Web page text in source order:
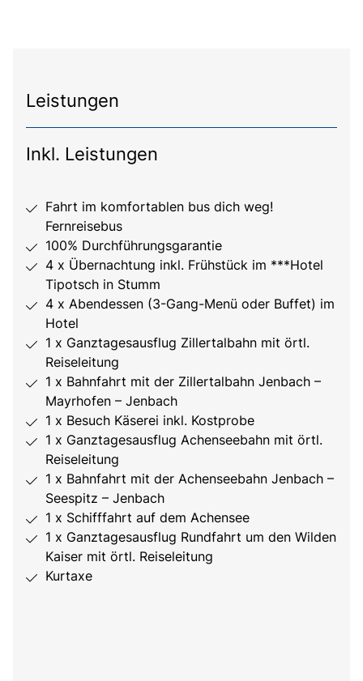
Leistungen
Inkl. Leistungen
Fahrt im komfortablen bus dich weg!
Fernreisebus
100% Durchführungsgarantie
4 x Übernachtung inkl. Frühstück im ***Hotel
Tipotsch in Stumm
4 x Abendessen (3-Gang-Menü oder Buffet) im
Hotel
1 x Ganztagesausflug Zillertalbahn mit örtl.
Reiseleitung
1 x Bahnfahrt mit der Zillertalbahn Jenbach –
Mayrhofen – Jenbach
1 x Besuch Käserei inkl. Kostprobe
1 x Ganztagesausflug Achenseebahn mit örtl.
Reiseleitung
1 x Bahnfahrt mit der Achenseebahn Jenbach –
Seespitz – Jenbach
1 x Schifffahrt auf dem Achensee
1 x Ganztagesausflug Rundfahrt um den Wilden
Kaiser mit örtl. Reiseleitung
Kurtaxe